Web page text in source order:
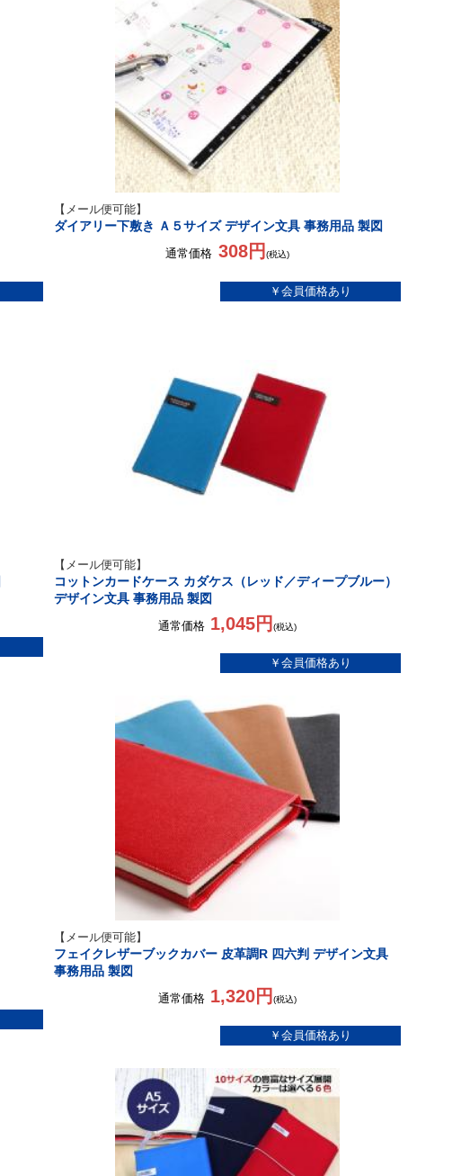
【メール便可能】
ダイアリー下敷き Ａ５サイズ デザイン文具 事務用品 製図
通常価格 308円 (税込)
【メール便可能】
コットンカードケース カダケス（レッド／ディープブルー）
デザイン文具 事務用品 製図
通常価格 1,045円(税込)
【メール便可能】
フェイクレザーブックカバー 皮革調R 四六判 デザイン文具
事務用品 製図
通常価格 1,320円(税込)